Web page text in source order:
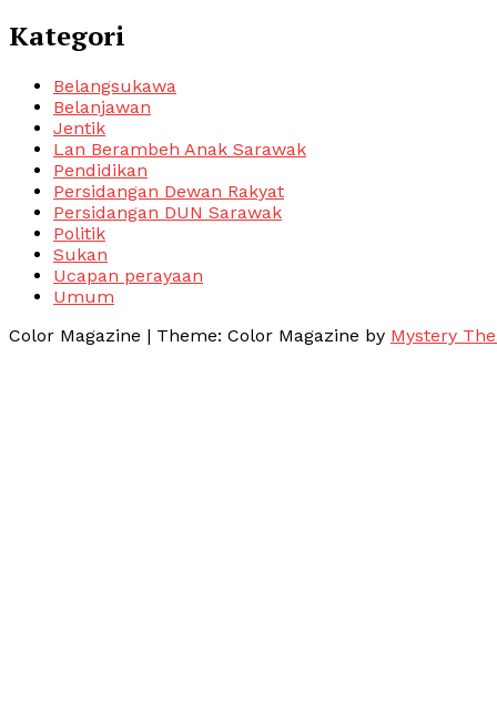
Kategori
Belangsukawa
Belanjawan
Jentik
Lan Berambeh Anak Sarawak
Pendidikan
Persidangan Dewan Rakyat
Persidangan DUN Sarawak
Politik
Sukan
Ucapan perayaan
Umum
Color Magazine | Theme: Color Magazine by Mystery